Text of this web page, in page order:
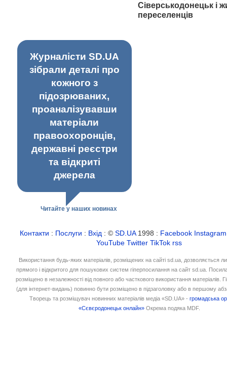
Сіверськодонецьк і
переселенців
Журналісти SD.UA
зібрали деталі про
кожного з
підозрюваних,
проаналізувавши
матеріали
правоохоронців,
державні реєстри
та відкриті
джерела
Читайте у наших новинах
Контакти : Послуги : Вхід : ©SD.UA1998 : Facebook Instagram
YouTube Twitter TikTok rss
Використання будь-яких матеріалів, розміщених на сайті sd.ua, дозволяється
прямого і відкритого для пошукових систем гіперпосилання на сайт sd.ua.
розміщено в незалежності від повного або часткового використання матеріалів.
(для інтернет-видань) повинно бути розміщено в підзаголовку або в першому
Творець та розміщувач новинних матеріалів медіа «SD.UA» -громадська
«Сєвєродонецьк онлайн» Окрема подяка MDF.